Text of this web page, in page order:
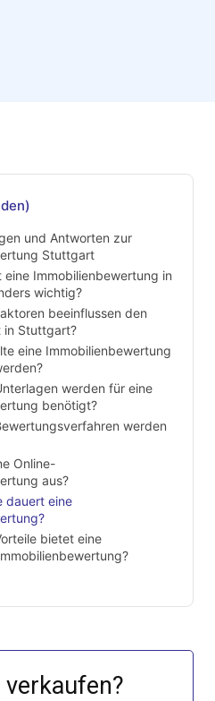
und Antworten zur
Stuttgart
eine Immobilienbewertung in
wichtig?
beeinflussen den
in Stuttgart?
eine Immobilienbewertung
werden für eine
benötigt?
werden
Online-
aus?
dauert eine
bietet eine